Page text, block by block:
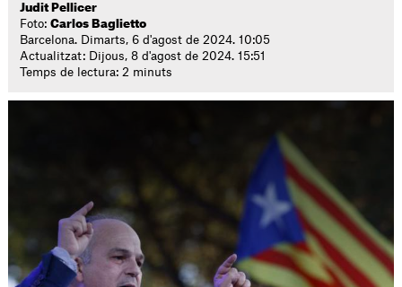
Judit Pellicer
Foto:Carlos Baglietto
Barcelona. Dimarts, 6 d'agost de 2024. 10:05
Actualitzat: Dijous, 8 d'agost de 2024. 15:51
Temps de lectura: 2 minuts